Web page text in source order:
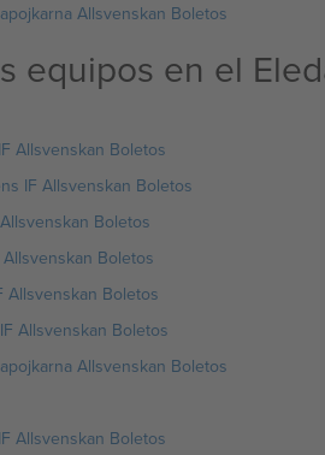
Allsvenskan Boletos
equipos en el
Allsvenskan Boletos
IF Allsvenskan Boletos
Boletos
Boletos
Allsvenskan Boletos
Allsvenskan Boletos
Allsvenskan Boletos
Allsvenskan Boletos